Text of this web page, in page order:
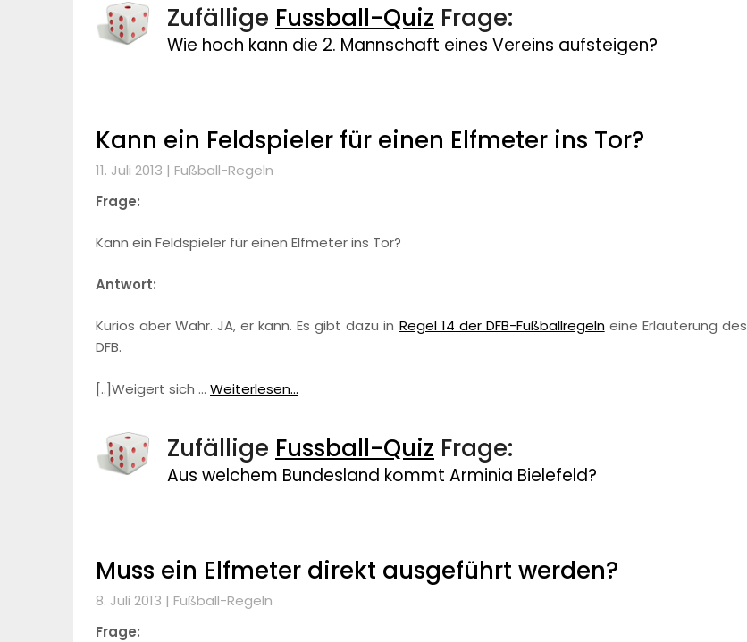
Zufällige Fussball-Quiz Frage:
Wie hoch kann die 2. Mannschaft eines Vereins aufsteigen?
Kann ein Feldspieler für einen Elfmeter ins Tor?
11. Juli 2013 | Fußball-Regeln
Frage:
Kann ein Feldspieler für einen Elfmeter ins Tor?
Antwort:
Kurios aber Wahr. JA, er kann. Es gibt dazu in Regel 14 der DFB-Fußballregelneine Erläuterung des
DFB.
[..]Weigert sich … Weiterlesen...
Zufällige Fussball-Quiz Frage:
Aus welchem Bundesland kommt Arminia Bielefeld?
Muss ein Elfmeter direkt ausgeführt werden?
8. Juli 2013 | Fußball-Regeln
Frage: